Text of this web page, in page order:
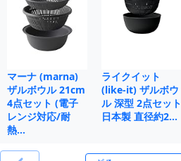
マーナ (marna)
ザルボウル 21cm
4点セット (電子
レンジ対応/耐
熱…
ライクイット
(like-it) ザルボウ
ル 深型 2点セット
日本製 直径約2…